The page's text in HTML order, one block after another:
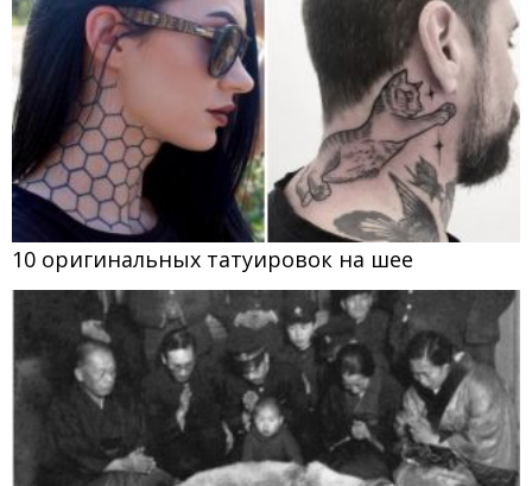
10 оригинальных татуировок на шее